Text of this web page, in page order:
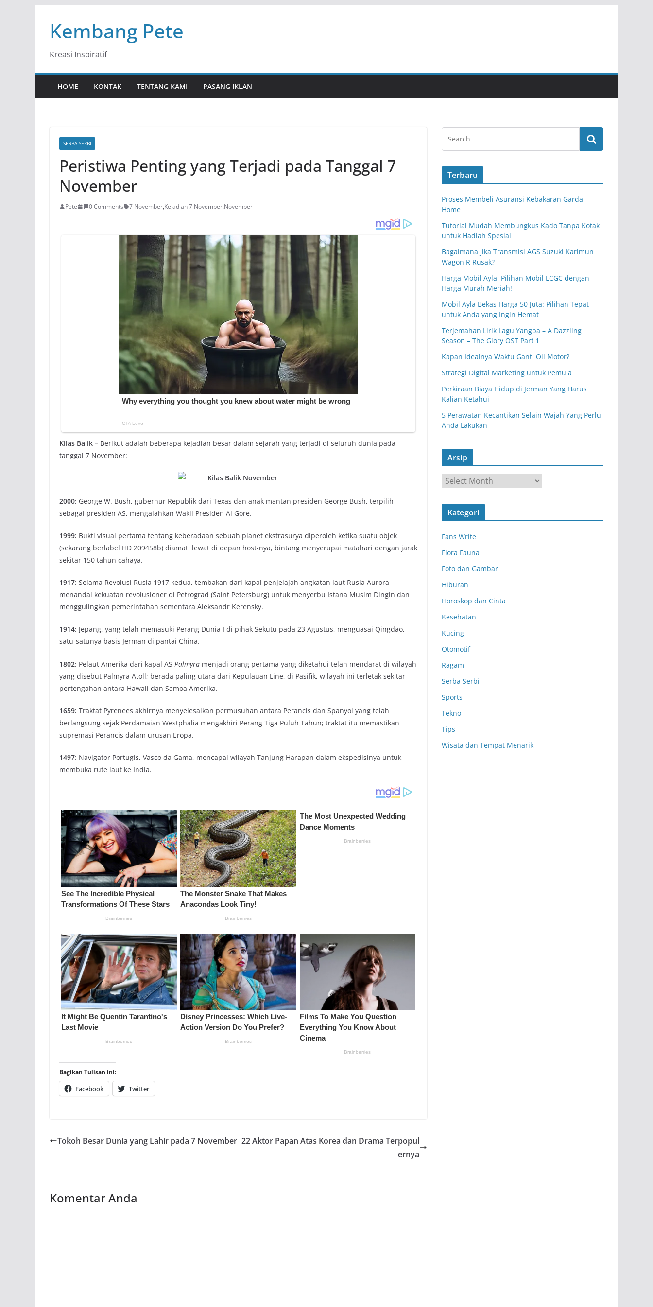
contentKembang Pete
Kreasi Inspiratif
HOME KONTAK TENTANG KAMI PASANG IKLAN
SERBA SERBI
Peristiwa Penting yang Terjadi pada Tanggal 7
November
Pete 0 Comments 7 November,Kejadian 7 November,November
Kilas Balik – Berikut adalah beberapa kejadian besar dalam sejarah yang terjadi di seluruh dunia pada
tanggal 7 November:
2000: George W. Bush, gubernur Republik dari Texas dan anak mantan presiden George Bush, terpilih
sebagai presiden AS, mengalahkan Wakil Presiden Al Gore.
1999: Bukti visual pertama tentang keberadaan sebuah planet ekstrasurya diperoleh ketika suatu objek
(sekarang berlabel HD 209458b) diamati lewat di depan host-nya, bintang menyerupai matahari dengan jarak
sekitar 150 tahun cahaya.
1917: Selama Revolusi Rusia 1917 kedua, tembakan dari kapal penjelajah angkatan laut Rusia Aurora
menandai kekuatan revolusioner di Petrograd (Saint Petersburg) untuk menyerbu Istana Musim Dingin dan
menggulingkan pemerintahan sementara Aleksandr Kerensky.
1914: Jepang, yang telah memasuki Perang Dunia I di pihak Sekutu pada 23 Agustus, menguasai Qingdao,
satu-satunya basis Jerman di pantai China.
1802: Pelaut Amerika dari kapal AS Palmyra menjadi orang pertama yang diketahui telah mendarat di wilayah
yang disebut Palmyra Atoll; berada paling utara dari Kepulauan Line, di Pasifik, wilayah ini terletak sekitar
pertengahan antara Hawaii dan Samoa Amerika.
1659: Traktat Pyrenees akhirnya menyelesaikan permusuhan antara Perancis dan Spanyol yang telah
berlangsung sejak Perdamaian Westphalia mengakhiri Perang Tiga Puluh Tahun; traktat itu memastikan
supremasi Perancis dalam urusan Eropa.
1497: Navigator Portugis, Vasco da Gama, mencapai wilayah Tanjung Harapan dalam ekspedisinya untuk
membuka rute laut ke India.
Bagikan Tulisan ini:
Facebook Twitter
Tokoh Besar Dunia yang Lahir pada 7 November 22 Aktor Papan Atas Korea dan Drama Terpopul
ernya
Komentar Anda
Terbaru
Proses Membeli Asuransi Kebakaran Garda
Home
Tutorial Mudah Membungkus Kado Tanpa Kotak
untuk Hadiah Spesial
Bagaimana Jika Transmisi AGS Suzuki Karimun
Wagon R Rusak?
Harga Mobil Ayla: Pilihan Mobil LCGC dengan
Harga Murah Meriah!
Mobil Ayla Bekas Harga 50 Juta: Pilihan Tepat
untuk Anda yang Ingin Hemat
Terjemahan Lirik Lagu Yangpa – A Dazzling
Season – The Glory OST Part 1
Kapan Idealnya Waktu Ganti Oli Motor?
Strategi Digital Marketing untuk Pemula
Perkiraan Biaya Hidup di Jerman Yang Harus
Kalian Ketahui
5 Perawatan Kecantikan Selain Wajah Yang Perlu
Anda Lakukan
Arsip
r
s
Kategori
Fans Write
Flora Fauna
Foto dan Gambar
Hiburan
Horoskop dan Cinta
Kesehatan
Kucing
Otomotif
Ragam
Serba Serbi
Sports
Tekno
Tips
Wisata dan Tempat Menarik